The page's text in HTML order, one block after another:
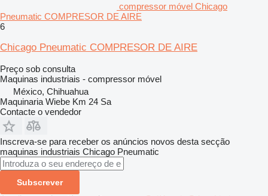
compressor móvel Chicago
Pneumatic COMPRESOR DE AIRE
6
Chicago Pneumatic COMPRESOR DE AIRE
Preço sob consulta
Maquinas industriais - compressor móvel
México, Chihuahua
Maquinaria Wiebe Km 24 Sa
Contacte o vendedor
Inscreva-se para receber os anúncios novos desta secção
maquinas industriais Chicago Pneumatic
Subscrever